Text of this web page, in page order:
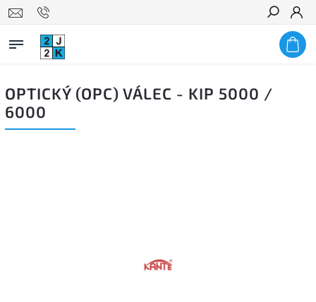
Hledat
OPTICKÝ (OPC) VÁLEC - KIP 5000 /
6000